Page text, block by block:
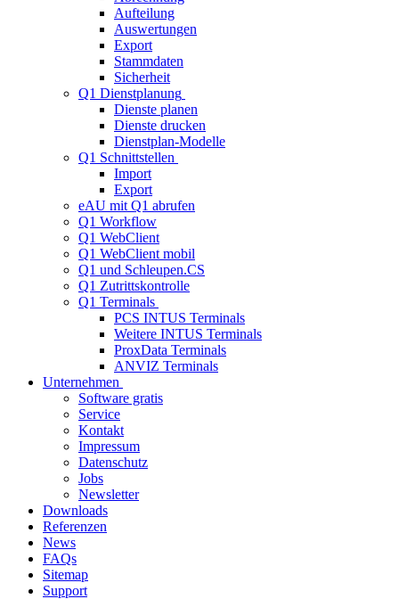
Aufteilung
Auswertungen
Export
Stammdaten
Sicherheit
Q1 Dienstplanung
Dienste planen
Dienste drucken
Dienstplan-Modelle
Q1 Schnittstellen
Import
Export
eAU mit Q1 abrufen
Q1 Workflow
Q1 WebClient
Q1 WebClient mobil
Q1 und Schleupen.CS
Q1 Zutrittskontrolle
Q1 Terminals
PCS INTUS Terminals
Weitere INTUS Terminals
ProxData Terminals
ANVIZ Terminals
Unternehmen
Software gratis
Service
Kontakt
Impressum
Datenschutz
Jobs
Newsletter
Downloads
Referenzen
News
FAQs
Sitemap
Support